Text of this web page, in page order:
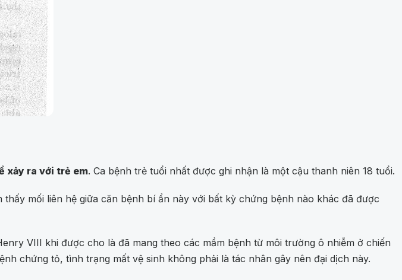
xảy ra với trẻ em. Ca bệnh trẻ tuổi nhất được ghi nhận là một cậu thanh niên 18 tuổi.
mối liên hệ giữa căn bệnh bí ẩn này với bất kỳ chứng bệnh nào khác đã được
VIII khi được cho là đã mang theo các mầm bệnh từ môi trường ô nhiễm ở chiến
chứng tỏ, tình trạng mất vệ sinh không phải là tác nhân gây nên đại dịch này.